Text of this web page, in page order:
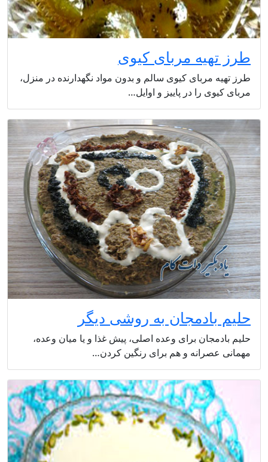
طرز تهیه مربای کیوی
طرز تهیه مربای کیوی سالم و بدون مواد نگهدارنده در منزل،
مربای کیوی را در پاییز و اوایل…
حلیم بادمجان به روشی دیگر
حلیم بادمجان برای وعده اصلی، پیش غذا و یا میان وعده،
مهمانی عصرانه و هم برای رنگین کردن…